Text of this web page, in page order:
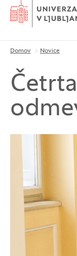
Domov
Drobtinice
Domov Novice